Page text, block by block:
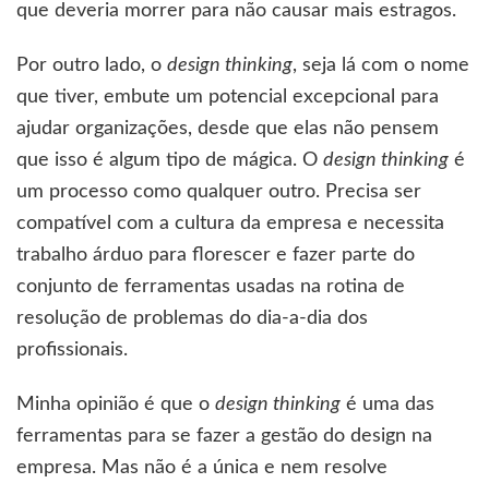
que deveria morrer para não causar mais estragos.
Por outro lado, o design thinking, seja lá com o nome
que tiver, embute um potencial excepcional para
ajudar organizações, desde que elas não pensem
que isso é algum tipo de mágica. O design thinking é
um processo como qualquer outro. Precisa ser
compatível com a cultura da empresa e necessita
trabalho árduo para florescer e fazer parte do
conjunto de ferramentas usadas na rotina de
resolução de problemas do dia-a-dia dos
profissionais.
Minha opinião é que o design thinking é uma das
ferramentas para se fazer a gestão do design na
empresa. Mas não é a única e nem resolve